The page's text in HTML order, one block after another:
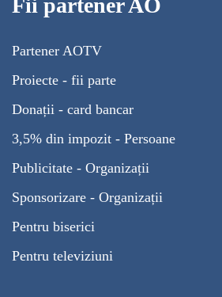
Fii partener AO
Partener AOTV
Proiecte - fii parte
Donații - card bancar
3,5% din impozit - Persoane
Publicitate - Organizații
Sponsorizare - Organizații
Pentru biserici
Pentru televiziuni